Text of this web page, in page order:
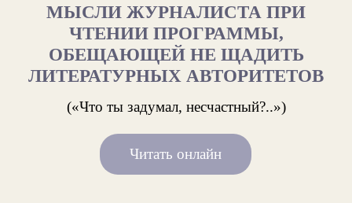
МЫСЛИ ЖУРНАЛИСТА ПРИ
ЧТЕНИИ ПРОГРАММЫ,
ОБЕЩАЮЩЕЙ НЕ ЩАДИТЬ
ЛИТЕРАТУРНЫХ АВТОРИТЕТОВ
(«Что ты задумал, несчастный?..»)
Читать онлайн